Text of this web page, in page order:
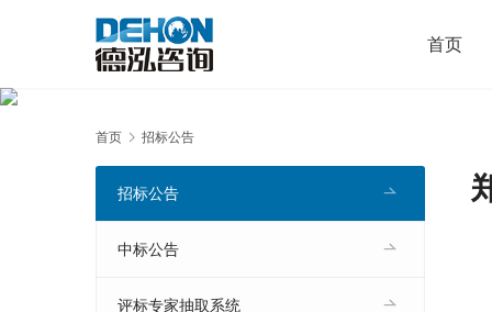
首页
首页 招标公告
招标公告
中标公告
评标专家抽取系统